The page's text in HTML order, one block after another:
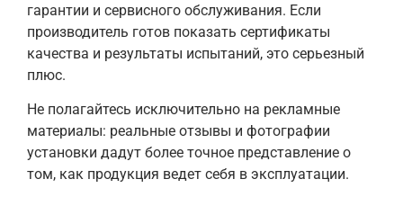
гарантии и сервисного обслуживания. Если
производитель готов показать сертификаты
качества и результаты испытаний, это серьезный
плюс.
Не полагайтесь исключительно на рекламные
материалы: реальные отзывы и фотографии
установки дадут более точное представление о
том, как продукция ведет себя в эксплуатации.